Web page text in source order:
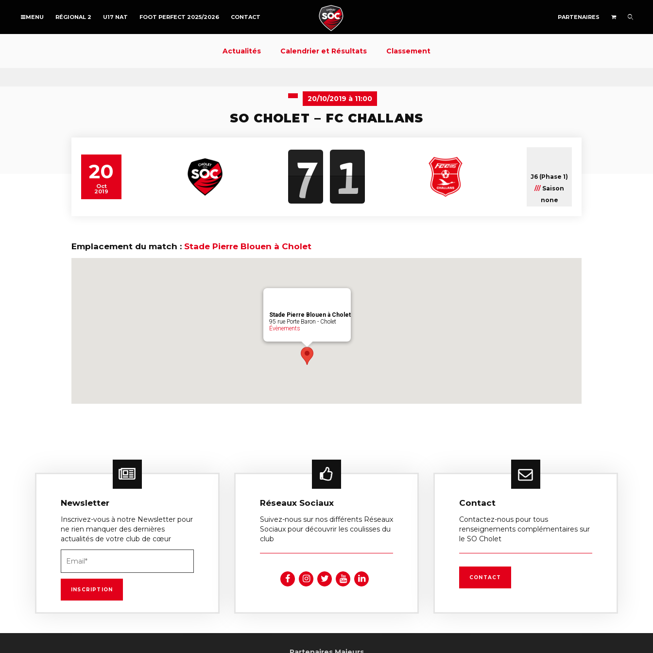
RÉGIONAL 2 U17 NAT FOOT PERFECT 2025/2026 CONTACT PARTENAIRES
Actualités Calendrier et Résultats Classement
20/10/2019 à 11:00
SO CHOLET – FC CHALLANS
20
Oct
2019 7 1
J6 (Phase 1)
/// Saison
none
Emplacement du match : Stade Pierre Blouen à Cholet
Stade Pierre Blouen à Cholet
95 rue Porte Baron - Cholet
Évènements
Newsletter
Inscrivez-vous à notre Newsletter pour
ne rien manquer des dernières
actualités de votre club de cœur
Réseaux Sociaux
Suivez-nous sur nos différents Réseaux
Sociaux pour découvrir les coulisses du
club
Contact
Contactez-nous pour tous
renseignements complémentaires sur
le SO Cholet
CONTACT